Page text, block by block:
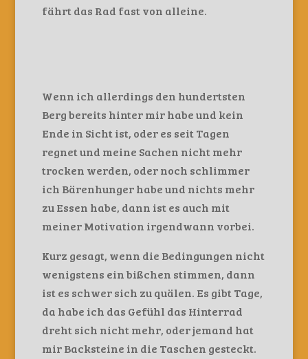
fährt das Rad fast von alleine.
Wenn ich allerdings den hundertsten
Berg bereits hinter mir habe und kein
Ende in Sicht ist, oder es seit Tagen
regnet und meine Sachen nicht mehr
trocken werden, oder noch schlimmer
ich Bärenhunger habe und nichts mehr
zu Essen habe, dann ist es auch mit
meiner Motivation irgendwann vorbei.
Kurz gesagt, wenn die Bedingungen nicht
wenigstens ein bißchen stimmen, dann
ist es schwer sich zu quälen. Es gibt Tage,
da habe ich das Gefühl das Hinterrad
dreht sich nicht mehr, oder jemand hat
mir Backsteine in die Taschen gesteckt.